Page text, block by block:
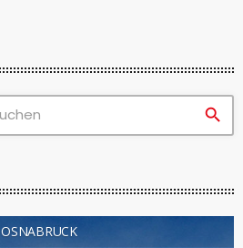
search
OSNABRÜCK